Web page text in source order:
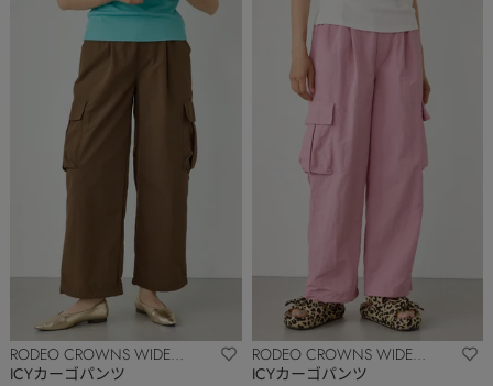
RODEO CROWNS WIDE
BOWL
ICYカーゴパンツ
RODEO CROWNS WIDE
BOWL
ICYカーゴパンツ